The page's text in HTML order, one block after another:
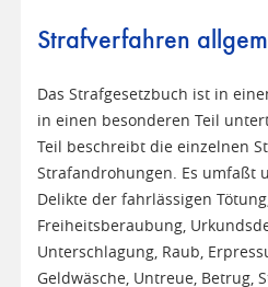
Strafverfahren
Das Strafgesetzbuch ist in
in einen besonderen Teil
Teil beschreibt die einzelnen
Strafandrohungen. Es umfaßt
Delikte der fahrlässigen
Freiheitsberaubung,
Unterschlagung, Raub,
Geldwäsche, Untreue, Betrug,